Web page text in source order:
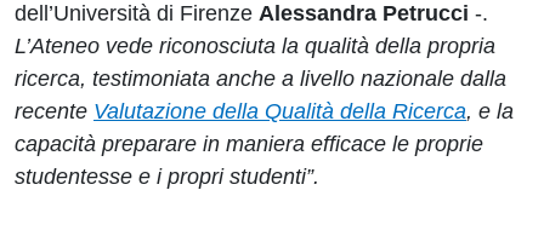
dell’Università di Firenze Alessandra Petrucci -.
L’Ateneo vede riconosciuta la qualità della propria
ricerca, testimoniata anche a livello nazionale dalla
recente Valutazione della Qualità della Ricerca, e la
capacità preparare in maniera efficace le proprie
studentesse e i propri studenti”.